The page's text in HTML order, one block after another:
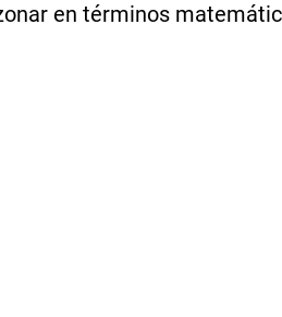
en términos